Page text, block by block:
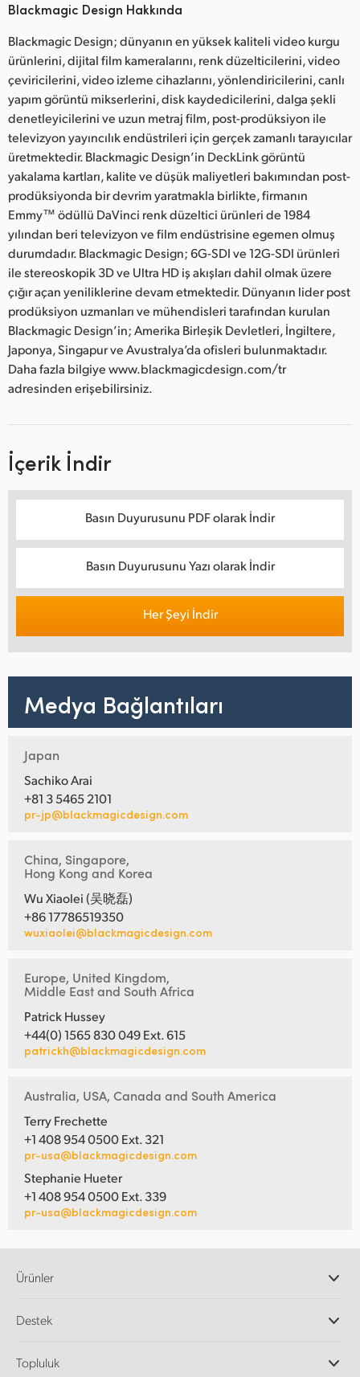
Blackmagic Design Hakkında
Blackmagic Design; dünyanın en yüksek kaliteli video kurgu
ürünlerini, dijital film kameralarını, renk düzelticilerini, video
çeviricilerini, video izleme cihazlarını, yönlendiricilerini, canlı
yapım görüntü mikserlerini, disk kaydedicilerini, dalga şekli
denetleyicilerini ve uzun metraj film, post-prodüksiyon ile
televizyon yayıncılık endüstrileri için gerçek zamanlı tarayıcılar
üretmektedir. Blackmagic Design’in DeckLink görüntü
yakalama kartları, kalite ve düşük maliyetleri bakımından post-
prodüksiyonda bir devrim yaratmakla birlikte, firmanın
Emmy™ ödüllü DaVinci renk düzeltici ürünleri de 1984
yılından beri televizyon ve film endüstrisine egemen olmuş
durumdadır. Blackmagic Design; 6G-SDI ve 12G-SDI ürünleri
ile stereoskopik 3D ve Ultra HD iş akışları dahil olmak üzere
çığır açan yeniliklerine devam etmektedir. Dünyanın lider post
prodüksiyon uzmanları ve mühendisleri tarafından kurulan
Blackmagic Design’in; Amerika Birleşik Devletleri, İngiltere,
Japonya, Singapur ve Avustralya’da ofisleri bulunmaktadır.
Daha fazla bilgiye www.blackmagicdesign.com/tr
adresinden erişebilirsiniz.
İçerik İndir
Basın Duyurusunu PDF olarak İndir
Basın Duyurusunu Yazı olarak İndir
Her Şeyi İndir
Medya Bağlantıları
Japan
Sachiko Arai
+81 3 5465 2101
pr-jp@blackmagicdesign.com
China, Singapore,
Hong Kong and Korea
Wu Xiaolei (吴晓磊)
+86 17786519350
wuxiaolei@blackmagicdesign.com
Europe, United Kingdom,
Middle East and South Africa
Patrick Hussey
+44(0) 1565 830 049 Ext. 615
patrickh@blackmagicdesign.com
Australia, USA, Canada and South America
Terry Frechette
+1 408 954 0500 Ext. 321
pr-usa@blackmagicdesign.com
Stephanie Hueter
+1 408 954 0500 Ext. 339
pr-usa@blackmagicdesign.com
Ürünler
DaVinci Resolve ve Fusion Yazılımı
Ultimatte
Destek
Destek Merkezi
Topluluk